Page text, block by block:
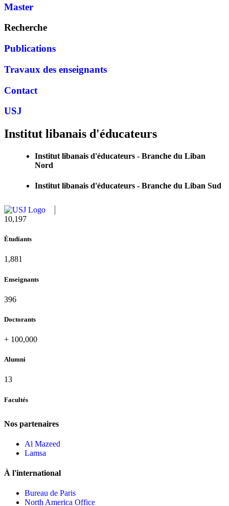
Master
Recherche
Publications
Travaux des enseignants
Contact
USJ
Institut libanais d'éducateurs
Institut libanais d'éducateurs - Branche du Liban
Nord
Institut libanais d'éducateurs - Branche du Liban Sud
10,815
Étudiants
1,995
Enseignants
420
Doctorants
+ 100,000
Alumni
13
Facultés
Nos partenaires
Al Mazeed
Lamsa
À l'international
Bureau de Paris
North America Office